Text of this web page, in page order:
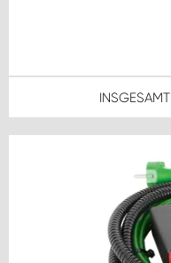
INSGESAMT